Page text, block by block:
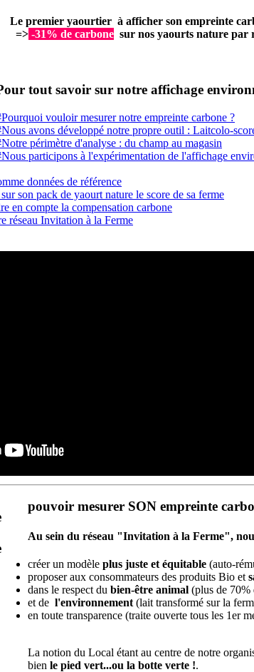
Le premier yaourtier à afficher son empreinte
=> -31% de carbone sur nos yaourts nature
tout savoir sur notre affichage
vouloir mesurer notre empreinte carbone ?
avons développé notre propre outil : Laitcolo-
périmètre d'analyse : du champ au magasin
participons à l'expérimentation de l'affichage
données de référence
son pack de yaourt nature le score de sa ferme
en compte la compensation carbone
réseau Invitation à la Ferme
pouvoir mesurer SON empreinte
Au sein du réseau "Invitation à la Ferme",
créer un modèle plus juste et équitable (auto-
proposer aux consommateurs des produits Bio et
dans le respect du bien-être animal (plus de 70%
et de l'environnement (lait transformé sur la
en toute transparence (traite ouverte tous les 1er
La notion du Local étant au centre de notre
bien le pied vert...ou la botte verte !.